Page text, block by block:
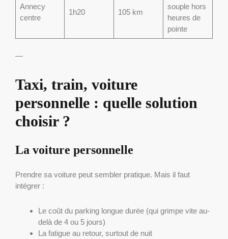
Annecy
centre
1h20 105 km
souple hors
heures de
pointe
—
Taxi, train, voiture
personnelle : quelle solution
choisir ?
La voiture personnelle
Prendre sa voiture peut sembler pratique. Mais il faut
intégrer :
Le coût du parking longue durée (qui grimpe vite au-
delà de 4 ou 5 jours)
La fatigue au retour, surtout de nuit